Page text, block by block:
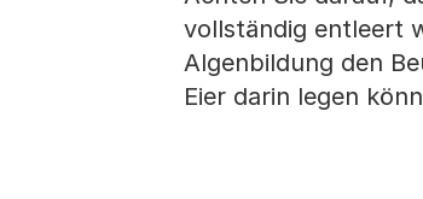
vollständig entleert
Algenbildung den
Eier darin legen